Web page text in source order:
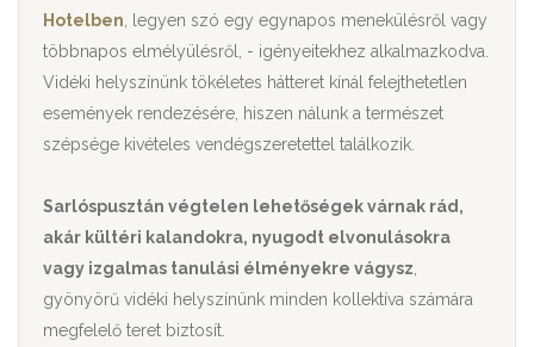
Hotelben , legyen szó egy egynapos menekülésről vagy
többnapos elmélyülésről, - igényeitekhez alkalmazkodva.
Vidéki helyszínünk tökéletes hátteret kínál felejthetetlen
események rendezésére, hiszen nálunk a természet
szépsége kivételes vendégszeretettel találkozik.
Sarlóspusztán végtelen lehetőségek várnak rád,
akár kültéri kalandokra, nyugodt elvonulásokra
vagy izgalmas tanulási élményekre vágysz
gyönyörű vidéki helyszínünk minden kollektíva számára
megfelelő teret biztosít.